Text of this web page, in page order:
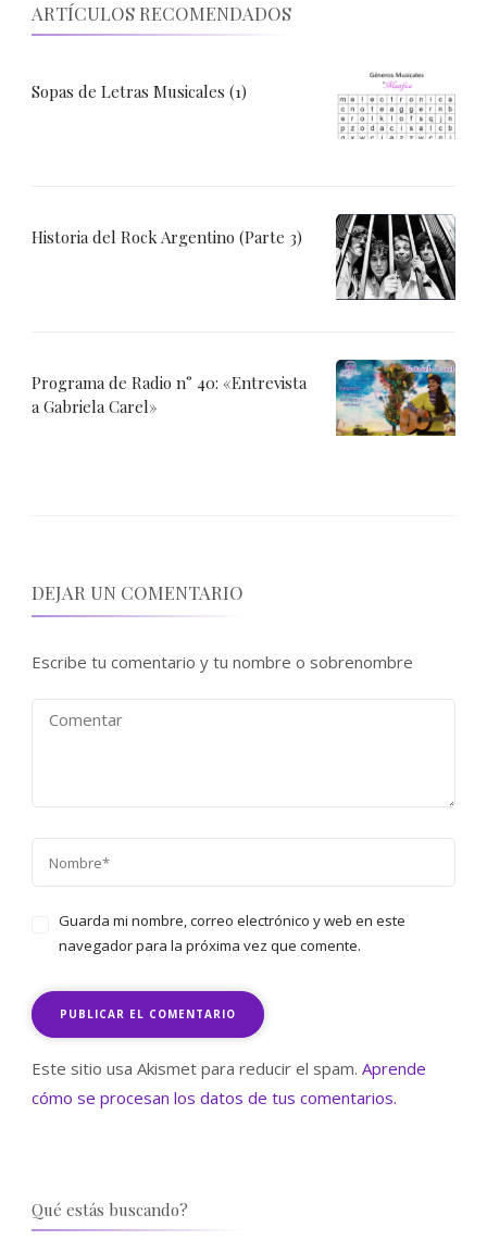
ARTÍCULOS RECOMENDADOS
Sopas de Letras Musicales (1)
Historia del Rock Argentino (Parte 3)
Programa de Radio n° 40: «Entrevista
a Gabriela Carel»
DEJAR UN COMENTARIO
Escribe tu comentario y tu nombre o sobrenombre
Guarda mi nombre, correo electrónico y web en este
navegador para la próxima vez que comente.
Este sitio usa Akismet para reducir el spam. Aprende
cómo se procesan los datos de tus comentarios.
Qué estás buscando?